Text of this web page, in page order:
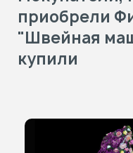
приобрели
"Швейная
купили